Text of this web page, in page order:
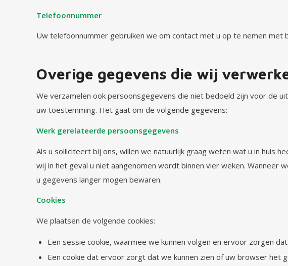
Telefoonnummer
Uw telefoonnummer gebruiken we om contact met u op te nemen
Overige gegevens die wij
We verzamelen ook persoonsgegevens die niet bedoeld zijn voor de
uw toestemming. Het gaat om de volgende gegevens:
Werk gerelateerde persoonsgegevens
Als u solliciteert bij ons, willen we natuurlijk graag weten wat u in huis
wij in het geval u niet aangenomen wordt binnen vier weken.
u gegevens langer mogen bewaren.
Cookies
We plaatsen de volgende cookies:
Een sessie cookie, waarmee we kunnen volgen en ervoor zorgen
Een cookie dat ervoor zorgt dat we kunnen zien of uw browser het